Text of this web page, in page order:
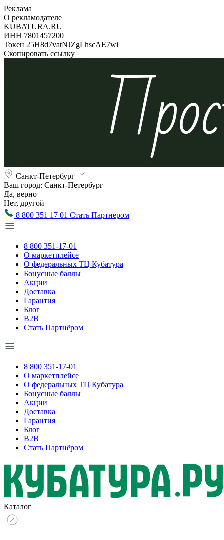
Реклама
О рекламодателе
KUBATURA.RU
ИНН 7801457200
Токен 25H8d7vatNJZgLhscAE7wi
Скопировать ссылку
Санкт-Петербург
Ваш город: Санкт-Петербург
Да, верно
Нет, другой
8 800 351 17 01 Стать Партнером
8 800 351-17-01
О маркетплейсе
О федеральных ТЦ Кубатура
Бонусные баллы
Акции
Доставка
Гарантия
Блог
B2B
Стать Партнёром
8 800 351-17-01
О маркетплейсе
О федеральных ТЦ Кубатура
Бонусные баллы
Акции
Доставка
Гарантия
Блог
B2B
Стать Партнёром
Каталог